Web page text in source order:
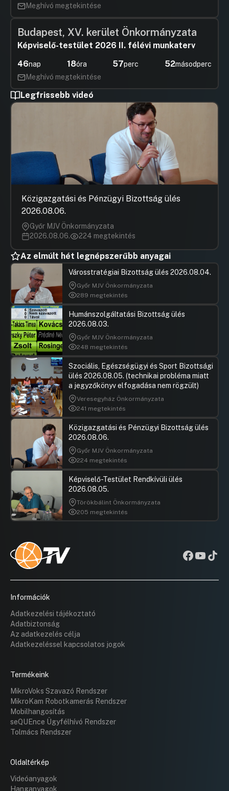
Meghívó megtekintése
Budapest, XV. kerület Önkormányzata
Képviselő-testület 2026 II. félévi munkaterv
46nap 18óra 57perc 52másodperc
Meghívó megtekintése
Legfrissebb videó
Közigazgatási és Pénzügyi Bizottság ülés
2026.08.06.
Győr MJV Önkormányzata
2026.08.06.
224 megtekintés
Az elmúlt hét legnépszerűbb anyagai
Városstratégiai Bizottság ülés 2026.08.04.
Győr MJV Önkormányzata
289 megtekintés
Humánszolgáltatási Bizottság ülés
2026.08.03.
Győr MJV Önkormányzata
248 megtekintés
Szociális, Egészségügyi és Sport Bizottsági
ülés 2026.08.05. (technikai probléma miatt
a jegyzőkönyv elfogadása nem rögzült)
Veresegyház Önkormányzata
241 megtekintés
Közigazgatási és Pénzügyi Bizottság ülés
2026.08.06.
Győr MJV Önkormányzata
224 megtekintés
Képviselő-Testület Rendkívüli ülés
2026.08.05.
Törökbálint Önkormányzata
205 megtekintés
Információk
Adatkezelési tájékoztató
Adatbiztonság
Az adatkezelés célja
Adatkezeléssel kapcsolatos jogok
Termékeink
MikroVoks Szavazó Rendszer
MikroKam Robotkamerás Rendszer
Mobilhangosítás
seQUEnce Ügyfélhívó Rendszer
Tolmács Rendszer
Oldaltérkép
Videóanyagok
Hanganyagok